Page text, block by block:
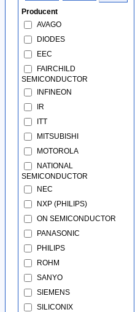
Producent
AVAGO
DIODES
EEC
FAIRCHILD
SEMICONDUCTOR
INFINEON
IR
ITT
MITSUBISHI
MOTOROLA
NATIONAL
SEMICONDUCTOR
NEC
NXP (PHILIPS)
ON SEMICONDUCTOR
PANASONIC
PHILIPS
ROHM
SANYO
SIEMENS
SILICONIX